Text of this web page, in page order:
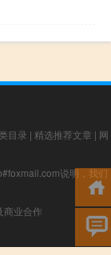
目录 | 精选推荐文章 | 网
说明，我们
商业合作